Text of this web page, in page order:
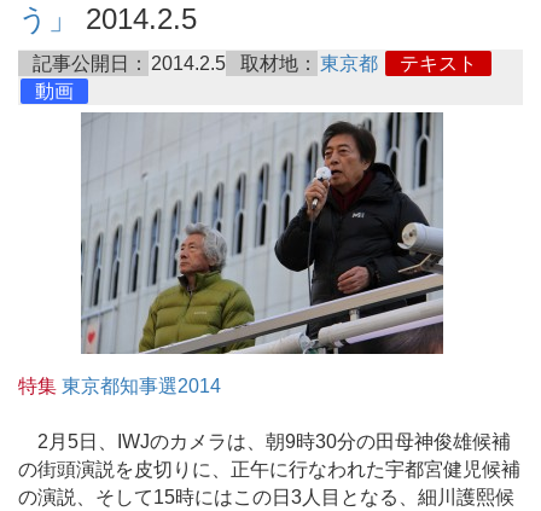
う」
2014.2.5
記事公開日： 2014.2.5 取材地： 東京都
テキスト
動画
特集 東京都知事選2014
2月5日、IWJのカメラは、朝9時30分の田母神俊雄候補
の街頭演説を皮切りに、正午に行なわれた宇都宮健児候補
の演説、そして15時にはこの日3人目となる、細川護熙候